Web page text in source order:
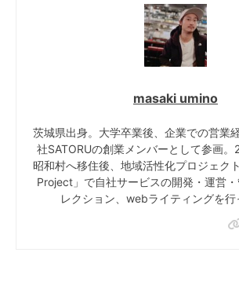
masaki umino
茨城県出身。大学卒業後、企業での営業
社SATORUの創業メンバーとして参画。
昭和村へ移住後、地域活性化プロジェク
Project」で自社サービスの開発・運営
レクション、webライティングを行